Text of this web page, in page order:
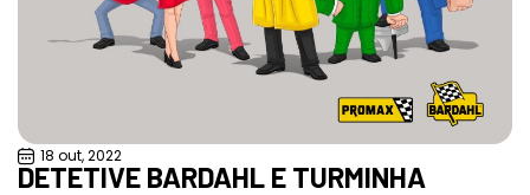
18 out, 2022
DETETIVE BARDAHL E TURMINHA